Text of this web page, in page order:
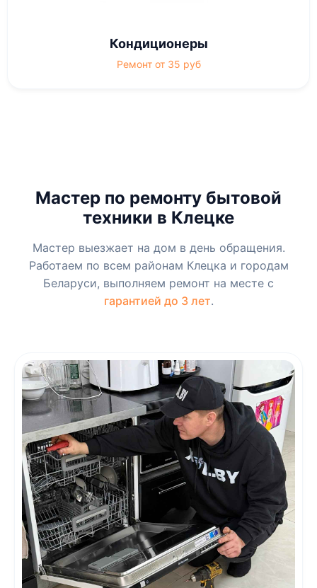
Кондиционеры
Ремонт от 35 руб
Мастер по ремонту бытовой
техники в Клецке
Мастер выезжает на дом в день обращения.
Работаем по всем районам Клецка и городам
Беларуси, выполняем ремонт на месте с
гарантией до 3 лет.